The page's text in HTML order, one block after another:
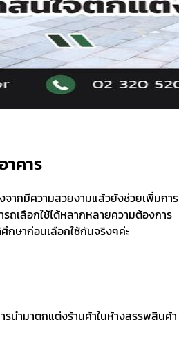
คาร
จากมีความสวยงามแล้วยังช่วยเพิ่มการ
เลือกใช้ได้หลากหลายความต้องการ
กษาก่อนเลือกใช้กันจริงๆค่ะ
รนำมาตกแต่งร้านค้าในห้างสรรพสินค้า